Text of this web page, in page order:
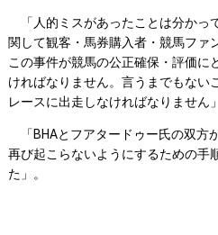
「人的ミスがあったことは分かっ
関して観客・馬券購入者・競馬ファ
この事件が競馬の公正確保・評価に
ければなりません。言うまでもない
レースに出走しなければなりません
「BHAとフアタードゥー氏の双方
再び起こらないようにするための手
た」。